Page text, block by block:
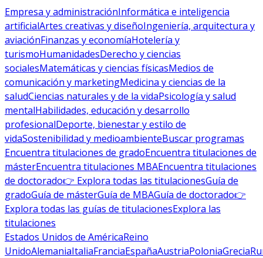
Empresa y administraciónInformática e inteligencia
artificialArtes creativas y diseñoIngeniería, arquitectura y
aviaciónFinanzas y economíaHotelería y
turismoHumanidadesDerecho y ciencias
socialesMatemáticas y ciencias físicasMedios de
comunicación y marketingMedicina y ciencias de la
saludCiencias naturales y de la vidaPsicología y salud
mentalHabilidades, educación y desarrollo
profesionalDeporte, bienestar y estilo de
vidaSostenibilidad y medioambienteBuscar programas
Encuentra titulaciones de gradoEncuentra titulaciones de
másterEncuentra titulaciones MBAEncuentra titulaciones
de doctorado👉 Explora todas las titulacionesGuía de
gradoGuía de másterGuía de MBAGuía de doctorado👉
Explora todas las guías de titulacionesExplora las
titulaciones
Estados Unidos de AméricaReino
UnidoAlemaniaItaliaFranciaEspañaAustriaPoloniaGrecia